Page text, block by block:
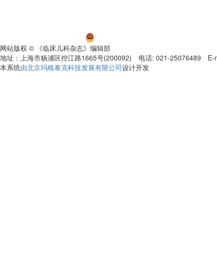
网站版权 © 《临床儿科杂志》编辑部
地址：上海市杨浦区控江路1665号(200092) 电话: 021-25076489 E-
本系统由北京玛格泰克科技发展有限公司设计开发